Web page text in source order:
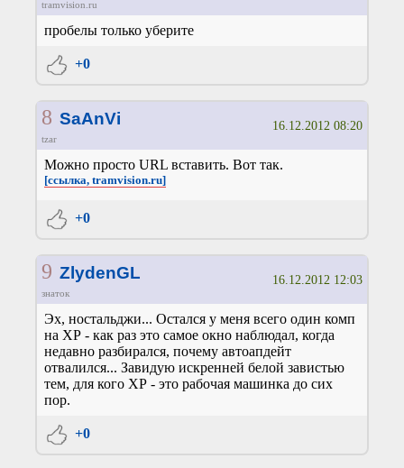
tramvision.ru
пробелы только уберите
+0
8 SaAnVi
tzar
16.12.2012 08:20
Можно просто URL вставить. Вот так.
[ссылка, tramvision.ru]
+0
9 ZlydenGL
знаток
16.12.2012 12:03
Эх, ностальджи... Остался у меня всего один комп
на ХР - как раз это самое окно наблюдал, когда
недавно разбирался, почему автоапдейт
отвалился... Завидую искренней белой завистью
тем, для кого ХР - это рабочая машинка до сих
пор.
+0